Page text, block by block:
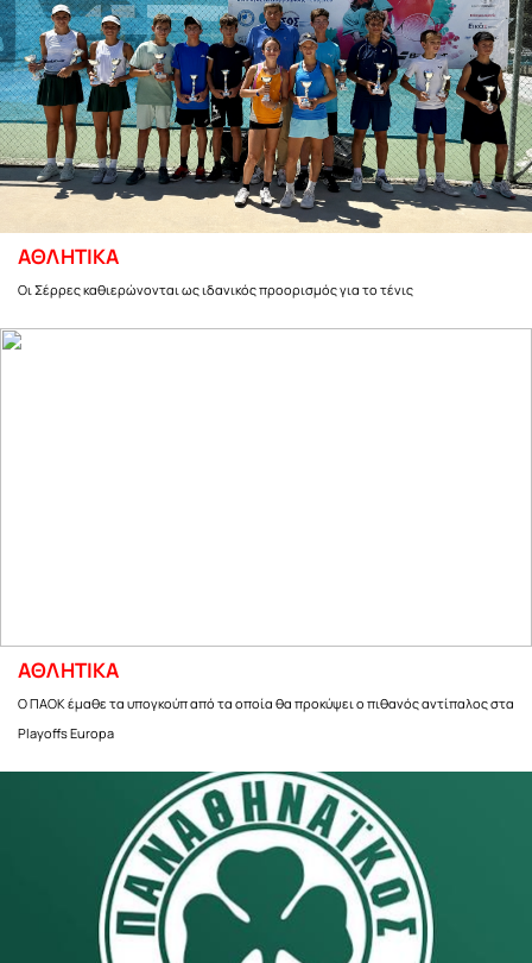
ΑΘΛΗΤΙΚΑ
Οι Σέρρες καθιερώνονται ως ιδανικός προορισμός για το τένις
ΑΘΛΗΤΙΚΑ
Ο ΠΑΟΚ έμαθε τα υπογκούπ από τα οποία θα προκύψει ο πιθανός αντίπαλος στα
Playoffs Europa